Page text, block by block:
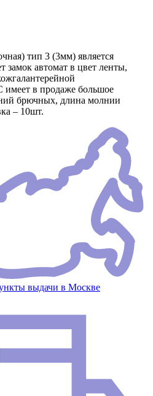
тип 3 (3мм) является
замок автомат в цвет ленты,
в продаже большое
брючных, длина молнии
– 10шт.
выдачи в Москве